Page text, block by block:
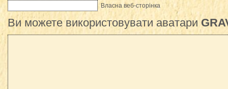
Власна веб-сторінка
Ви можете використовувати аватари